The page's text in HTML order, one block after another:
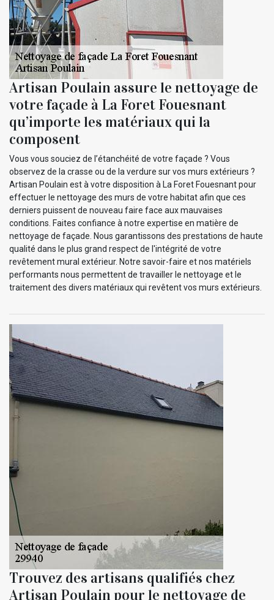
Artisan Poulain assure le nettoyage de
votre façade à La Foret Fouesnant
qu’importe les matériaux qui la
composent
Vous vous souciez de l’étanchéité de votre façade ? Vous
observez de la crasse ou de la verdure sur vos murs extérieurs ?
Artisan Poulain est à votre disposition à La Foret Fouesnant pour
effectuer le nettoyage des murs de votre habitat afin que ces
derniers puissent de nouveau faire face aux mauvaises
conditions. Faites confiance à notre expertise en matière de
nettoyage de façade. Nous garantissons des prestations de haute
qualité dans le plus grand respect de l'intégrité de votre
revêtement mural extérieur. Notre savoir-faire et nos matériels
performants nous permettent de travailler le nettoyage et le
traitement des divers matériaux qui revêtent vos murs extérieurs.
Trouvez des artisans qualifiés chez
Artisan Poulain pour le nettoyage de